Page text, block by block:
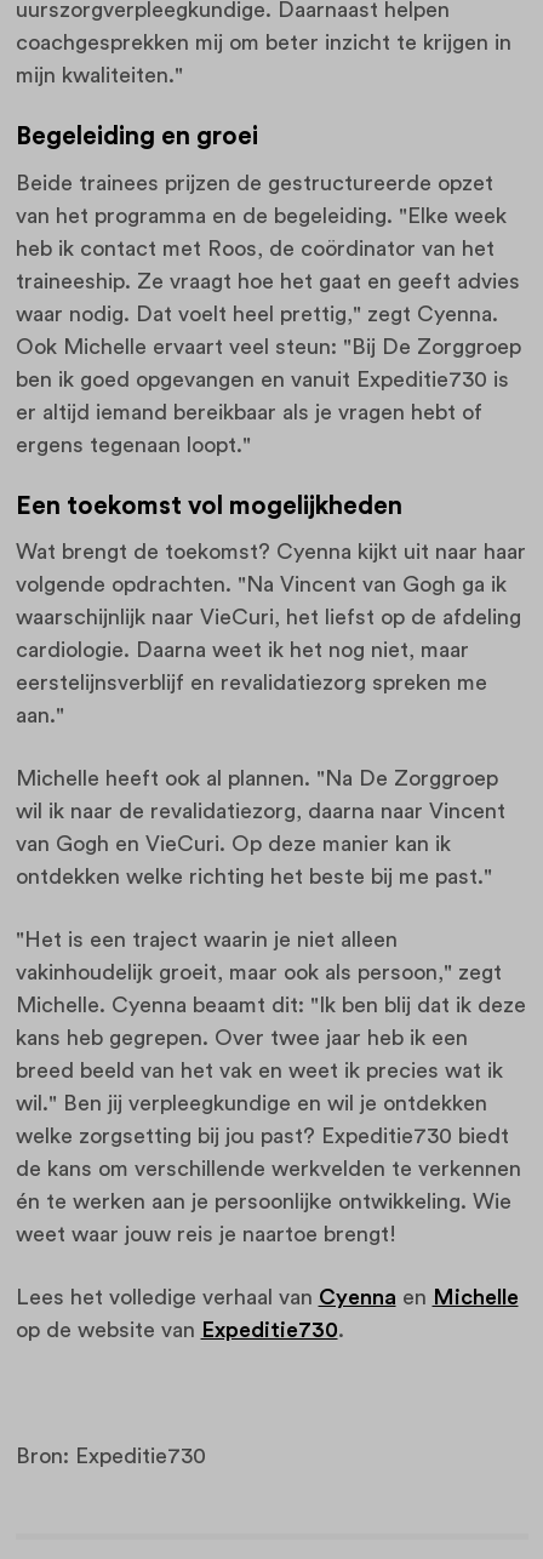
uurszorgverpleegkundige. Daarnaast helpen
coachgesprekken mij om beter inzicht te krijgen in
mijn kwaliteiten."
Begeleiding en groei
Beide trainees prijzen de gestructureerde opzet
van het programma en de begeleiding. "Elke week
heb ik contact met Roos, de coördinator van het
traineeship. Ze vraagt hoe het gaat en geeft advies
waar nodig. Dat voelt heel prettig," zegt Cyenna.
Ook Michelle ervaart veel steun: "Bij De Zorggroep
ben ik goed opgevangen en vanuit Expeditie730 is
er altijd iemand bereikbaar als je vragen hebt of
ergens tegenaan loopt."
Een toekomst vol mogelijkheden
Wat brengt de toekomst? Cyenna kijkt uit naar haar
volgende opdrachten. "Na Vincent van Gogh ga ik
waarschijnlijk naar VieCuri, het liefst op de afdeling
cardiologie. Daarna weet ik het nog niet, maar
eerstelijnsverblijf en revalidatiezorg spreken me
aan."
Michelle heeft ook al plannen. "Na De Zorggroep
wil ik naar de revalidatiezorg, daarna naar Vincent
van Gogh en VieCuri. Op deze manier kan ik
ontdekken welke richting het beste bij me past."
"Het is een traject waarin je niet alleen
vakinhoudelijk groeit, maar ook als persoon," zegt
Michelle. Cyenna beaamt dit: "Ik ben blij dat ik deze
kans heb gegrepen. Over twee jaar heb ik een
breed beeld van het vak en weet ik precies wat ik
wil." Ben jij verpleegkundige en wil je ontdekken
welke zorgsetting bij jou past? Expeditie730 biedt
de kans om verschillende werkvelden te verkennen
én te werken aan je persoonlijke ontwikkeling. Wie
weet waar jouw reis je naartoe brengt!
Lees het volledige verhaal van Cyenna en Michelle
op de website van Expeditie730.
Bron: Expeditie730